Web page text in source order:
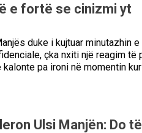
e fortë se cinizmi yt
duke i kujtuar minutazhin e
çka nxiti një reagim të
pa ironi në momentin
Ulsi Manjën: Do të